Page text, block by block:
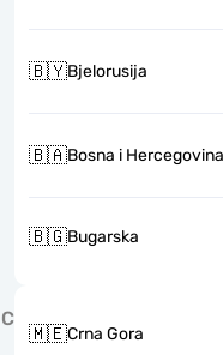
🇧🇾Bjelorusija
🇧🇦Bosna i Hercegovina
🇧🇬Bugarska
C
🇲🇪Crna Gora